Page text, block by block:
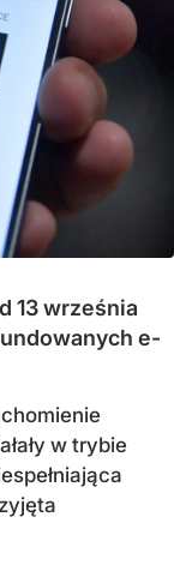
13 września
e-
w trybie